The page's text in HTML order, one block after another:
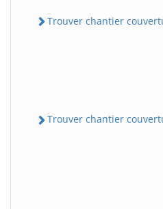
Trouver chantier
Trouver chantier